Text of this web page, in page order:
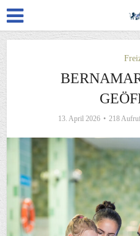
13. April 2026 218